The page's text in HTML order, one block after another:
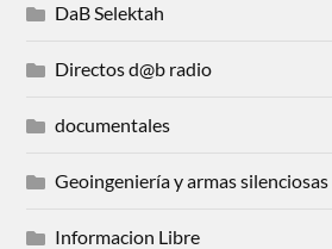
DaB Selektah
Directos d@b radio
documentales
Geoingeniería y armas silenciosas
Informacion Libre